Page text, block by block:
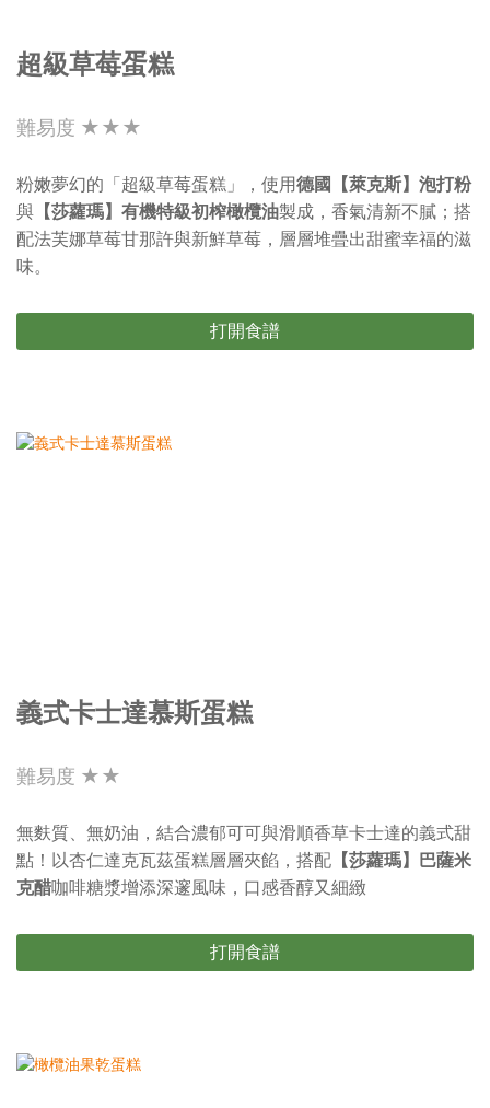
超級草莓蛋糕
難易度 ★★★
粉嫩夢幻的「超級草莓蛋糕」，使用德國【萊克斯】泡打粉
與 【莎蘿瑪】有機特級初榨橄欖油製成，香氣清新不膩；搭
配法芙娜草莓甘那許與新鮮草莓，層層堆疊出甜蜜幸福的滋
味。
打開食譜
義式卡士達慕斯蛋糕
難易度 ★★
無麩質、無奶油，結合濃郁可可與滑順香草卡士達的義式甜
點！以杏仁達克瓦茲蛋糕層層夾餡，搭配 【莎蘿瑪】巴薩米
克醋咖啡糖漿增添深邃風味，口感香醇又細緻
打開食譜